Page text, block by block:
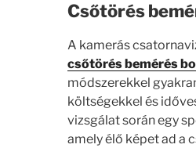
Csőtörés
A kamerás
csőtörés bemérés
módszerekkel
költségekkel és
vizsgálat során egy
amely élő képet ad a